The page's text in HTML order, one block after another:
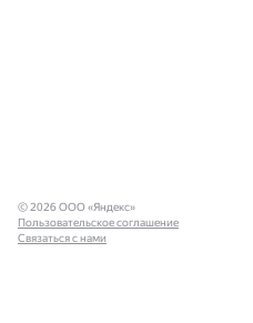
© 2026 ООО «Яндекс»
Пользовательское соглашение
Связаться с нами